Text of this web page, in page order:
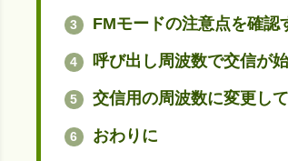
3 FMモードの注意点を確認
4 呼び出し周波数で交信が
5 交信用の周波数に変更し
6 おわりに